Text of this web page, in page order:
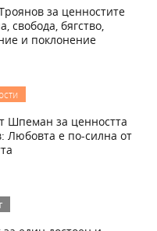
за ценностите
свобода, бягство,
и поклонение
Шпеман за ценността
Любовта е по-силна от